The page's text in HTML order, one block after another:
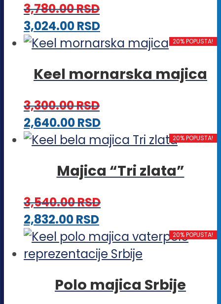
na
stranici
proizvoda.
3,780.00RSD
3,024.00RSDOvaj
proizvod
više
mogu
biti
izabrane
na
stranici
20% POPUSTA!
Keel mornarska majica
3,300.00RSD
2,640.00RSDOvaj
proizvod
više
Opcije
biti
izabrane
na
stranici
20% POPUSTA!
Majica “Tri zlata”
3,540.00RSD
2,832.00RSDOvaj
proizvod
ima
varijanti.
20% POPUSTA!
Polo majica Srbije